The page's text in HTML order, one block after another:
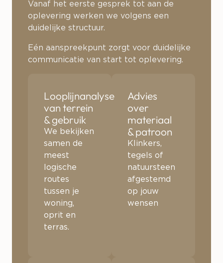
Vanaf het eerste gesprek tot aan de
oplevering werken we volgens een
duidelijke structuur.
Eén aanspreekpunt zorgt voor duidelijke
communicatie van start tot oplevering.
Looplijnanalyse
van terrein
& gebruik
We bekijken
samen de
meest
logische
routes
tussen je
woning,
oprit en
terras.
Advies
over
materiaal
& patroon
Klinkers,
tegels of
natuursteen
afgestemd
op jouw
wensen